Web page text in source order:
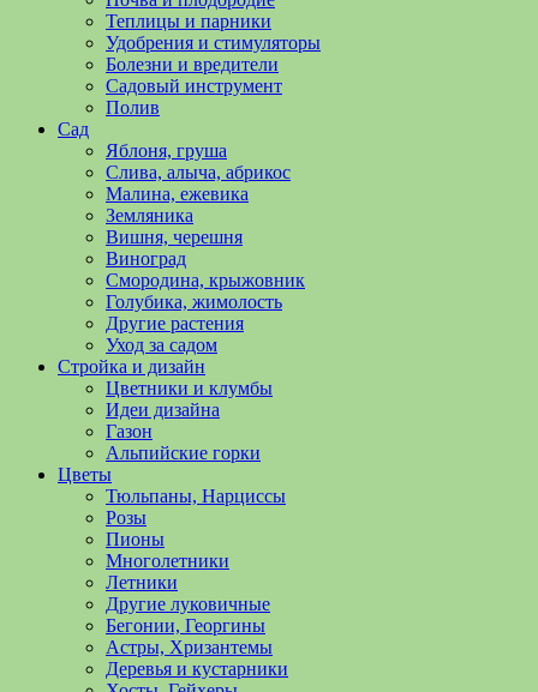
полезные
уходу
овощами,
растениями
Поможем
обустройстве
выращивании
Теплицы и парники
Удобрения и стимуляторы
Болезни и вредители
Садовый инструмент
Полив
Сад
Яблоня, груша
Слива, алыча, абрикос
Малина, ежевика
Земляника
Вишня, черешня
Виноград
Смородина, крыжовник
Голубика, жимолость
Другие растения
Уход за садом
Стройка и дизайн
Цветники и клумбы
Идеи дизайна
Газон
Альпийские горки
Цветы
Тюльпаны, Нарциссы
Розы
Пионы
Многолетники
Летники
Другие луковичные
Бегонии, Георгины
Астры, Хризантемы
Деревья и кустарники